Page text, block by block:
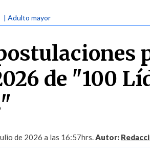
| Adulto mayor
de "100
de 2026 a las 16:57hrs.Autor: